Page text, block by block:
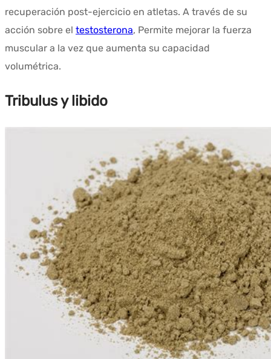
recuperación post-ejercicio en atletas. A través de su
acción sobre el testosterona, Permite mejorar la fuerza
muscular a la vez que aumenta su capacidad
volumétrica.
Tribulus y libido